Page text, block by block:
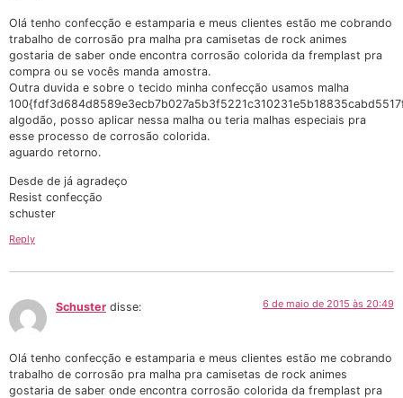
Olá tenho confecção e estamparia e meus clientes estão me cobrando
trabalho de corrosão pra malha pra camisetas de rock animes
gostaria de saber onde encontra corrosão colorida da fremplast pra
compra ou se vocês manda amostra.
Outra duvida e sobre o tecido minha confecção usamos malha
algodão, posso aplicar nessa malha ou teria malhas especiais pra
esse processo de corrosão colorida.
aguardo retorno.
Desde de já agradeço
Resist confecção
schuster
Reply
Schuster disse: 6 de maio de 2015 às 20:49
Olá tenho confecção e estamparia e meus clientes estão me cobrando
trabalho de corrosão pra malha pra camisetas de rock animes
gostaria de saber onde encontra corrosão colorida da fremplast pra